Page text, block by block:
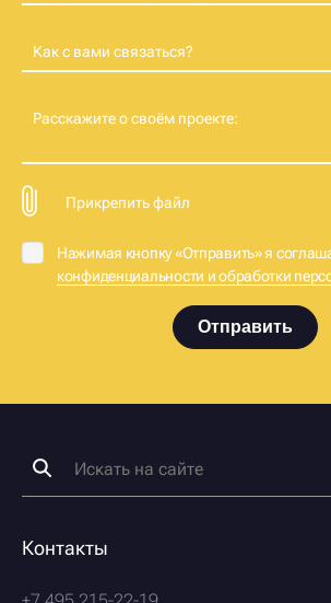
Как с вами связаться?
Расскажите о своём проекте:
Прикрепить файл
Нажимая кнопку «Отправить» я
конфиденциальности и обработки
Отправить
Контакты